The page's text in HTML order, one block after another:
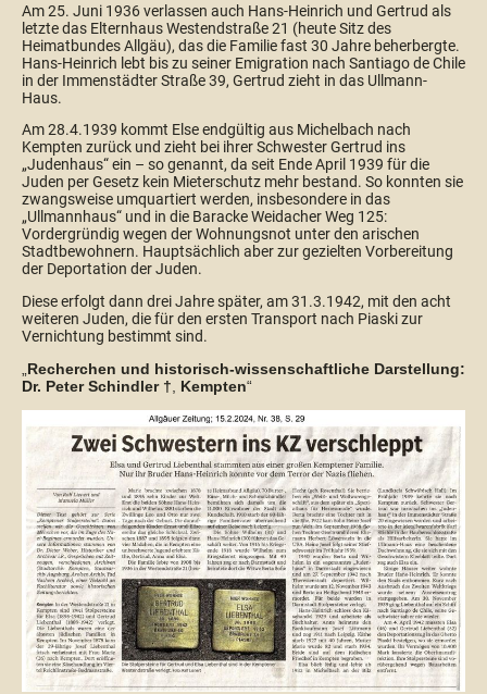
Am 25. Juni 1936 verlassen auch Hans-Heinrich und Gertrud als
letzte das Elternhaus Westendstraße 21 (heute Sitz des
Heimatbundes Allgäu), das die Familie fast 30 Jahre beherbergte.
Hans-Heinrich lebt bis zu seiner Emigration nach Santiago de Chile
in der Immenstädter Straße 39, Gertrud zieht in das Ullmann-
Haus.
Am 28.4.1939 kommt Else endgültig aus Michelbach nach
Kempten zurück und zieht bei ihrer Schwester Gertrud ins
„Judenhaus“ ein – so genannt, da seit Ende April 1939 für die
Juden per Gesetz kein Mieterschutz mehr bestand. So konnten sie
zwangsweise umquartiert werden, insbesondere in das
„Ullmannhaus“ und in die Baracke Weidacher Weg 125:
Vordergründig wegen der Wohnungsnot unter den arischen
Stadtbewohnern. Hauptsächlich aber zur gezielten Vorbereitung
der Deportation der Juden.
Diese erfolgt dann drei Jahre später, am 31.3.1942, mit den acht
weiteren Juden, die für den ersten Transport nach Piaski zur
Vernichtung bestimmt sind.
Recherchen und historisch-wissenschaftliche Darstellung:
Dr. Peter Schindler †
Kempten“